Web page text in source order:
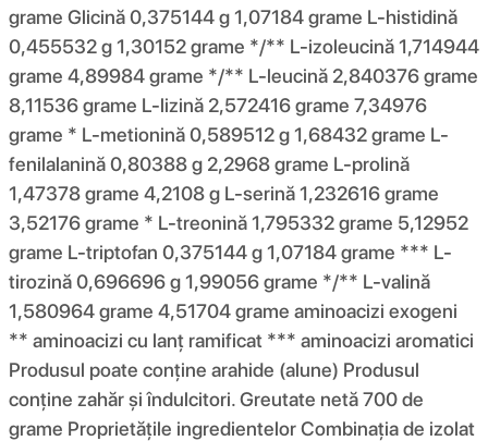
grame Glicină 0,375144 g 1,07184 grame L-histidină
0,455532 g 1,30152 grame */** L-izoleucină 1,714944
grame 4,89984 grame */** L-leucină 2,840376 grame
8,11536 grame L-lizină 2,572416 grame 7,34976
grame * L-metionină 0,589512 g 1,68432 grame L-
fenilalanină 0,80388 g 2,2968 grame L-prolină
1,47378 grame 4,2108 g L-serină 1,232616 grame
3,52176 grame * L-treonină 1,795332 grame 5,12952
grame L-triptofan 0,375144 g 1,07184 grame *** L-
tirozină 0,696696 g 1,99056 grame */** L-valină
1,580964 grame 4,51704 grame aminoacizi exogeni
** aminoacizi cu lanț ramificat *** aminoacizi aromatici
Produsul poate conține arahide (alune) Produsul
conține zahăr și îndulcitori. Greutate netă 700 de
grame Proprietățile ingredientelor Combinația de izolat